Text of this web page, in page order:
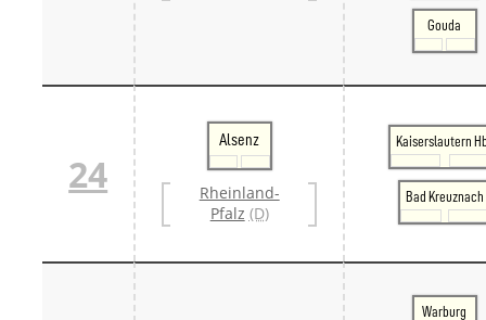
Gouda
24
Alsenz
Rheinland-
Pfalz (D)
Kaiserslautern
Bad Kreuznach
Warburg